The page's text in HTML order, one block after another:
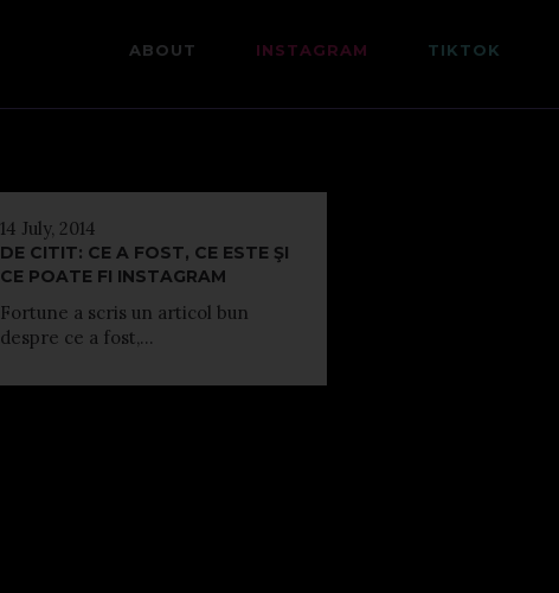
ABOUT INSTAGRAM TIKTOK
14 July, 2014
DE CITIT: CE A FOST, CE ESTE ŞI
CE POATE FI INSTAGRAM
Fortune a scris un articol bun
despre ce a fost,...